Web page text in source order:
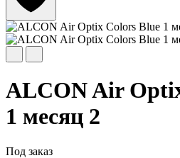
ALCON Air
1 месяц 2
Под заказ